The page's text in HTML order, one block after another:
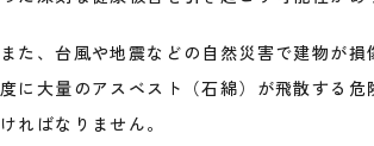
また、台風や地震などの自然災害で建物が損
度に大量のアスベスト（石綿）が飛散する危
ければなりません。